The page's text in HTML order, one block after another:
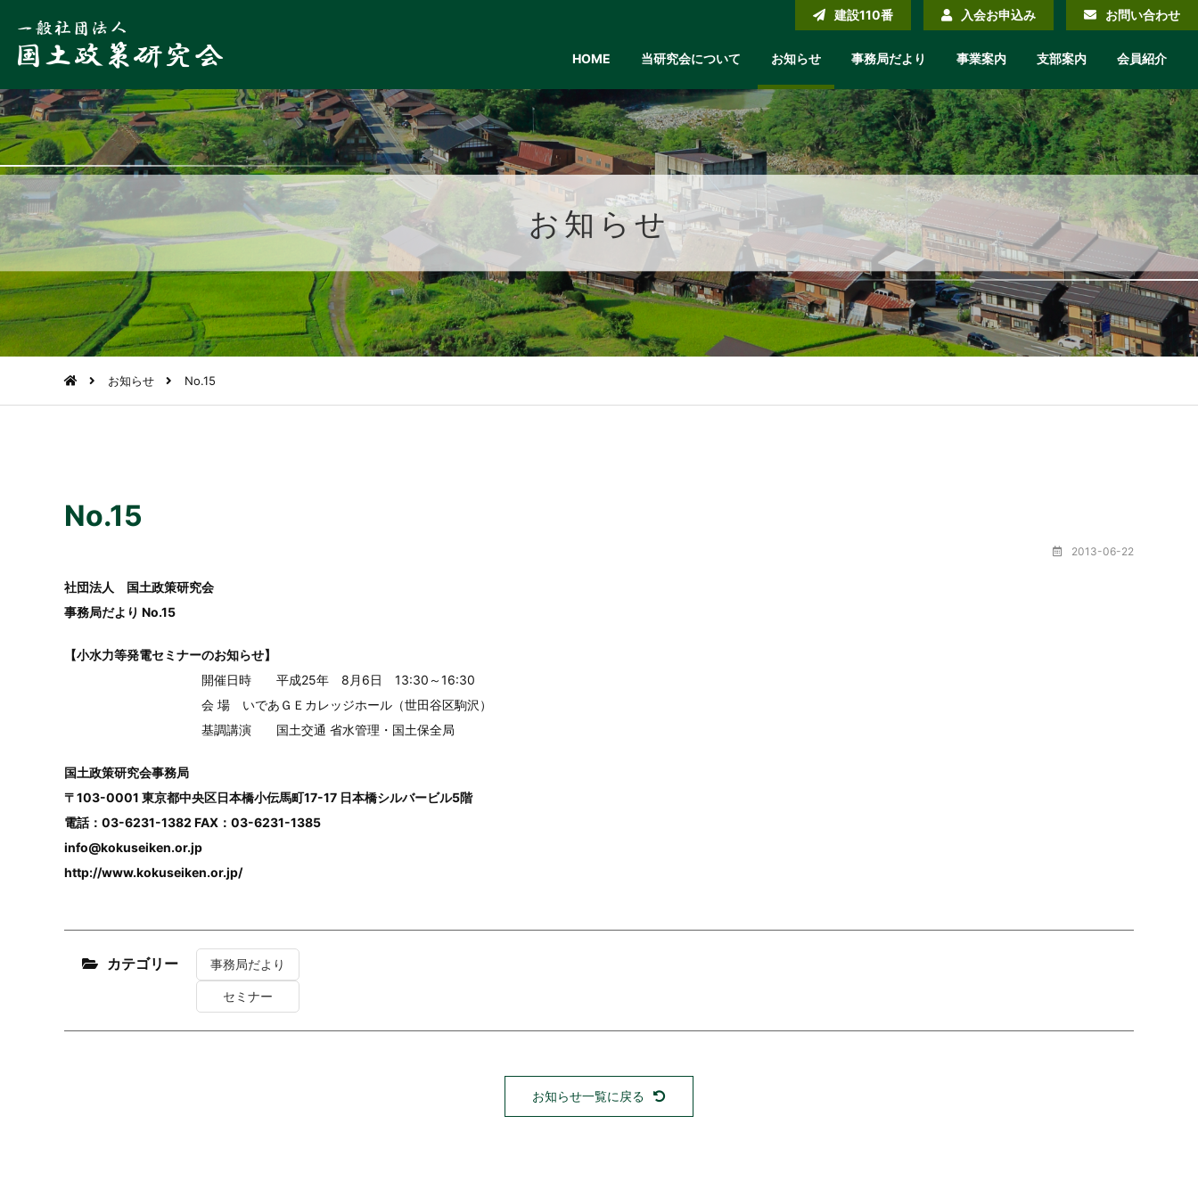
HOME 当研究会について お知らせ 事務局だより 事業案内 支部案内 会員紹介
建設110番 入会お申込み お問い合わせ
お知らせ
お知らせ No.15
No.15
2013-06-22
社団法人 国土政策研究会
事務局だより No.15
【小水力等発電セミナーのお知らせ】
開催日時 平成25年 8月6日 13:30～16:30
会 場 いであＧＥカレッジホール（世田谷区駒沢）
基調講演 国土交通 省水管理・国土保全局
国土政策研究会事務局
〒103-0001 東京都中央区日本橋小伝馬町17-17 日本橋シルバービル5階
電話：03-6231-1382 FAX：03-6231-1385
info@kokuseiken.or.jp
http://www.kokuseiken.or.jp/
カテゴリー 事務局だより
セミナー
お知らせ一覧に戻る